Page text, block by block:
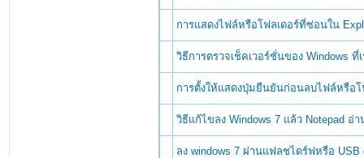
การแสดงไฟล์หรือโฟลเดอร์ที่ซ่อนใน
วิธีการตรวจเช็คเวอร์ชั่นของ Windows ที่
การตั้งให้แสดงปุ่มยืนยันก่อนลบไฟล์หรือโ
วิธีแก้ไขลง Windows 7 แล้ว Notepad อ่
ลง windows 7 ผ่านแฟลชไดร์ฟหรือ USB